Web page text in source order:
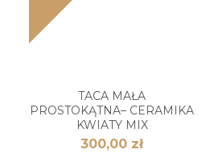
TACA MAŁA
PROSTOKĄTNA– CERAMIKA
KWIATY MIX
300,00 zł